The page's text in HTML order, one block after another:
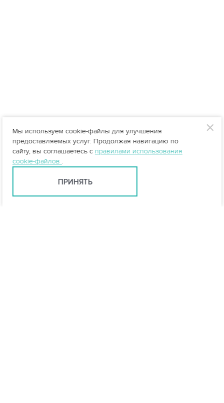
Мы используем cookie-файлы для улучшения
предоставляемых услуг. Продолжая навигацию по
сайту, вы соглашаетесь с правилами использования
cookie-файлов .
ПРИНЯТЬ